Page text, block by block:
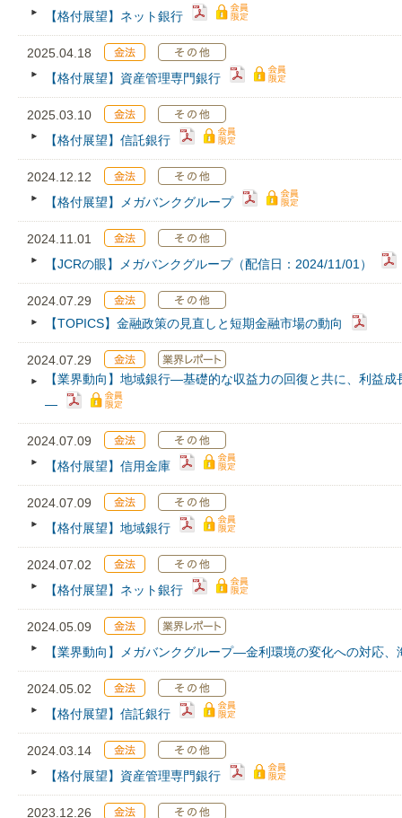
【格付展望】ネット銀行
2025.04.18
【格付展望】資産管理専門銀行
2025.03.10
【格付展望】信託銀行
2024.12.12
【格付展望】メガバンクグループ
2024.11.01
【JCRの眼】メガバンクグループ（配信日：2024/11/01）
2024.07.29
【TOPICS】金融政策の見直しと短期金融市場の動向
2024.07.29
【業界動向】地域銀行―基礎的な収益力の回復と共に、利益
―
2024.07.09
【格付展望】信用金庫
2024.07.09
【格付展望】地域銀行
2024.07.02
【格付展望】ネット銀行
2024.05.09
【業界動向】メガバンクグループ—金利環境の変化への対応
2024.05.02
【格付展望】信託銀行
2024.03.14
【格付展望】資産管理専門銀行
2023.12.26